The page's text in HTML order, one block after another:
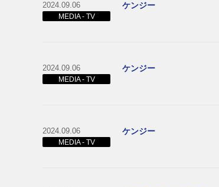
2024.09.06
MEDIA - TV
ケンジー
2024.09.06
MEDIA - TV
ケンジー
2024.09.06
MEDIA - TV
ケンジー